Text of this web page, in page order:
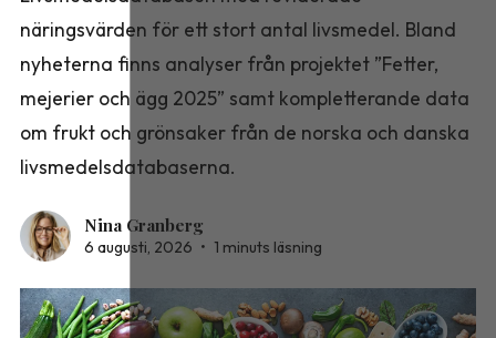
näringsvärden för ett stort antal livsmedel. Bland
nyheterna finns analyser från projektet ”Fetter,
mejerier och ägg 2025” samt kompletterande data
om frukt och grönsaker från de norska och danska
livsmedelsdatabaserna.
Nina Granberg
6 augusti, 2026 • 1 minuts läsning